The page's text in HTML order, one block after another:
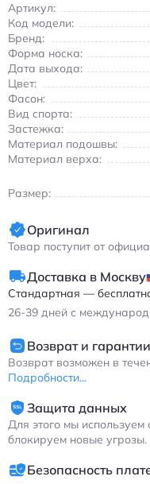
Особенности модели:
Средняя высота
Круглый носок и
Дышащая
Универсальный
Модель идеальна для
повседневной носки.
сохраняет актуальность
и узнаваемому стилю.
Найк Фоампосит Про
цвета.
Артикул:
Код модели:
Бренд:
Форма носка:
Дата выхода:
Цвет:
Фасон:
Вид спорта:
Застежка:
Материал подошвы:
Материал верха:
Размер:
Оригинал
Товар поступит от
Доставка в Москву
Стандартная —
26-39 дней с
Возврат и гарантии
Возврат возможен в
Подробности...
Защита данных
Для этого мы
блокируем новые угрозы.
Безопасность